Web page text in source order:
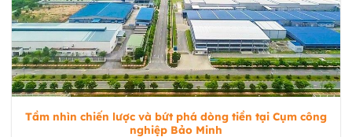
Tầm nhìn chiến lược và bứt phá dòng tiền tại Cụm công
nghiệp Bảo Minh